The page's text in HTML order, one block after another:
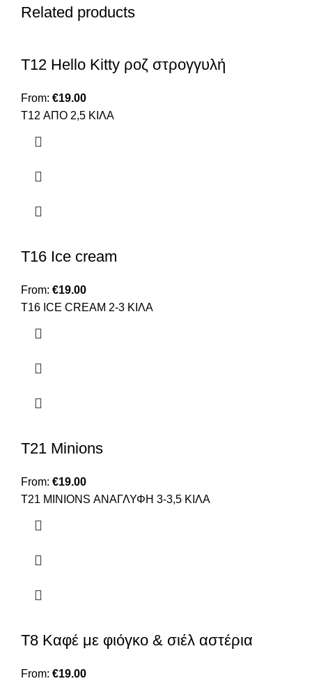
Related products
T12 Hello Kitty ροζ στρογγυλή
From: €19.00
T12 ΑΠΟ 2,5 ΚΙΛΑ
T16 Ice cream
From: €19.00
Τ16 ICE CREAM 2-3 KIΛΑ
T21 Minions
From: €19.00
Τ21 ΜΙΝΙΟNS ΑΝΑΓΛΥΦΗ 3-3,5 ΚΙΛΑ
T8 Καφέ με φιόγκο & σιέλ αστέρια
From: €19.00